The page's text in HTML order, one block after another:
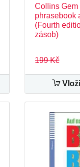
Collins Gem
phrasebook
(Fourth
zásob)
199 Kč